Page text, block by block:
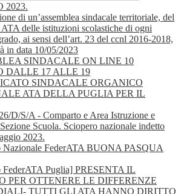
2023.
di un’assemblea sindacale territoriale, del
ATA delle istituzioni scolastiche di ogni
ai sensi dell’art. 23 del ccnl 2016-2018,
in data 10/05/2023
SINDACALE ON LINE 10
DALLE 17 ALLE 19
SINDACALE ORGANICO
ATA DELLA PUGLIA PER IL
D/S/A - Comparto e Area Istruzione e
Scuola. Sciopero nazionale indetto
2023.
Nazionale FederATA BUONA PASQUA
FederATA Puglia] PRESENTA IL
PER OTTENERE LE DIFFERENZE
TUTTI GLI ATA HANNO DIRITTO